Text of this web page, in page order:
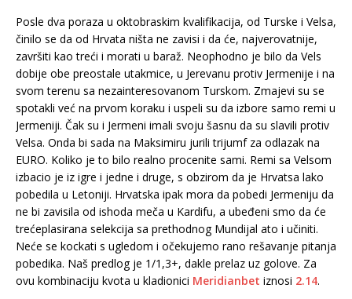
Posle dva poraza u oktobraskim kvalifikacija, od Turske i Velsa,
činilo se da od Hrvata ništa ne zavisi i da će, najverovatnije,
završiti kao treći i morati u baraž. Neophodno je bilo da Vels
dobije obe preostale utakmice, u Jerevanu protiv Jermenije i na
svom terenu sa nezainteresovanom Turskom. Zmajevi su se
spotakli već na prvom koraku i uspeli su da izbore samo remi u
Jermeniji. Čak su i Jermeni imali svoju šasnu da su slavili protiv
Velsa. Onda bi sada na Maksimiru jurili trijumf za odlazak na
EURO. Koliko je to bilo realno procenite sami. Remi sa Velsom
izbacio je iz igre i jedne i druge, s obzirom da je Hrvatsa lako
pobedila u Letoniji. Hrvatska ipak mora da pobedi Jermeniju da
ne bi zavisila od ishoda meča u Kardifu, a ubeđeni smo da će
trećeplasirana selekcija sa prethodnog Mundijal ato i učiniti.
Neće se kockati s ugledom i očekujemo rano rešavanje pitanja
pobedika. Naš predlog je 1/1,3+, dakle prelaz uz golove. Za
ovu kombinaciju kvota u kladionici Meridianbet iznosi 2.14.